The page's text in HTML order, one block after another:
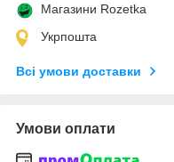
Магазини Rozetka
Укрпошта
Всі умови доставки
Умови оплати